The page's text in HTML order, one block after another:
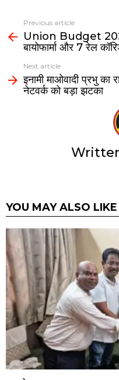
Previous article
Union Budget
बायोफार्मा और 7 रेल
Next article
इनामी माओवादी प्रभु का
नेटवर्क को बड़ा झटका
YOU MAY ALSO LIKE